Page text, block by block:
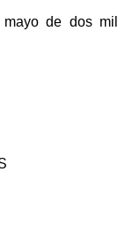
de dos mil